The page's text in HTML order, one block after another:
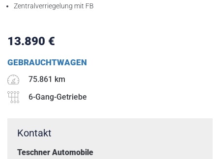
Zentralverriegelung mit FB
13.890 €
GEBRAUCHTWAGEN
75.861 km
6-Gang-Getriebe
Kontakt
Teschner Automobile
wegen Urlaubs geschlossen.